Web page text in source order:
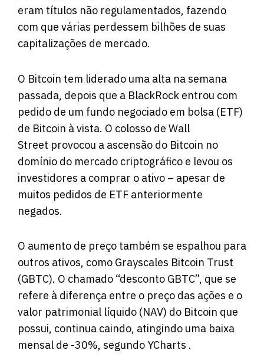
eram títulos não regulamentados, fazendo
com que várias perdessem bilhões de suas
capitalizações de mercado.
O Bitcoin tem liderado uma alta na semana
passada, depois que a BlackRock entrou com
pedido de um fundo negociado em bolsa (ETF)
de Bitcoin à vista. O colosso de Wall
Street provocou a ascensão do Bitcoin no
domínio do mercado criptográfico e levou os
investidores a comprar o ativo – apesar de
muitos pedidos de ETF anteriormente
negados.
O aumento de preço também se espalhou para
outros ativos, como Grayscales Bitcoin Trust
(GBTC). O chamado “desconto GBTC”, que se
refere à diferença entre o preço das ações e o
valor patrimonial líquido (NAV) do Bitcoin que
possui, continua caindo, atingindo uma baixa
mensal de -30%, segundo YCharts .